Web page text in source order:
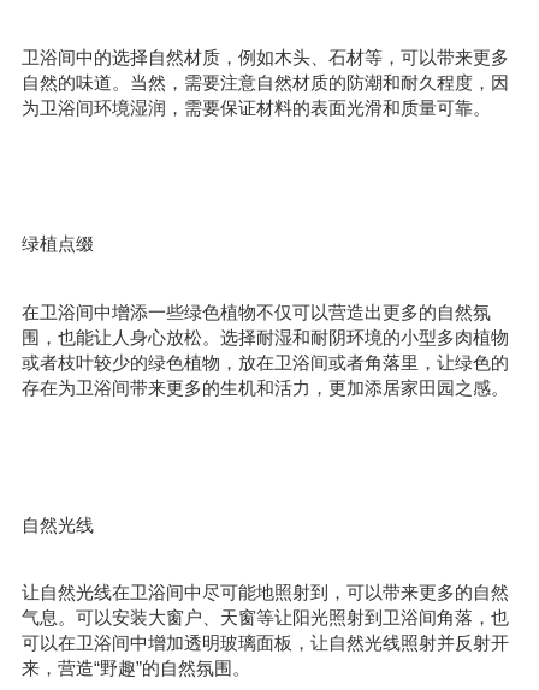
卫浴间中的选择自然材质，例如木头、石材等，可以带来更多
自然的味道。当然，需要注意自然材质的防潮和耐久程度，因
为卫浴间环境湿润，需要保证材料的表面光滑和质量可靠。
绿植点缀
在卫浴间中增添一些绿色植物不仅可以营造出更多的自然氛
围，也能让人身心放松。选择耐湿和耐阴环境的小型多肉植物
或者枝叶较少的绿色植物，放在卫浴间或者角落里，让绿色的
存在为卫浴间带来更多的生机和活力，更加添居家田园之感。
自然光线
让自然光线在卫浴间中尽可能地照射到，可以带来更多的自然
气息。可以安装大窗户、天窗等让阳光照射到卫浴间角落，也
可以在卫浴间中增加透明玻璃面板，让自然光线照射并反射开
来，营造“野趣”的自然氛围。